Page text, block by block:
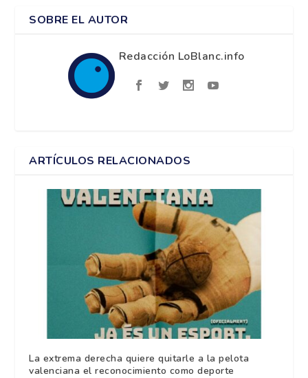
SOBRE EL AUTOR
Redacción LoBlanc.info
ARTÍCULOS RELACIONADOS
La extrema derecha quiere quitarle a la pelota
valenciana el reconocimiento como deporte